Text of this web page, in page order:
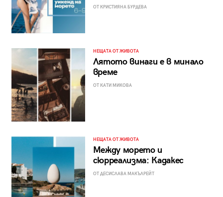
ОТ КРИСТИЯНА БУРДЕВА
НЕЩАТА ОТ ЖИВОТА
Лятото винаги е в минало
време
ОТ КАТИ МИКОВА
НЕЩАТА ОТ ЖИВОТА
Между морето и
сюрреализма: Кадакес
ОТ ДЕСИСЛАВА МАКЪЛРЕЙТ